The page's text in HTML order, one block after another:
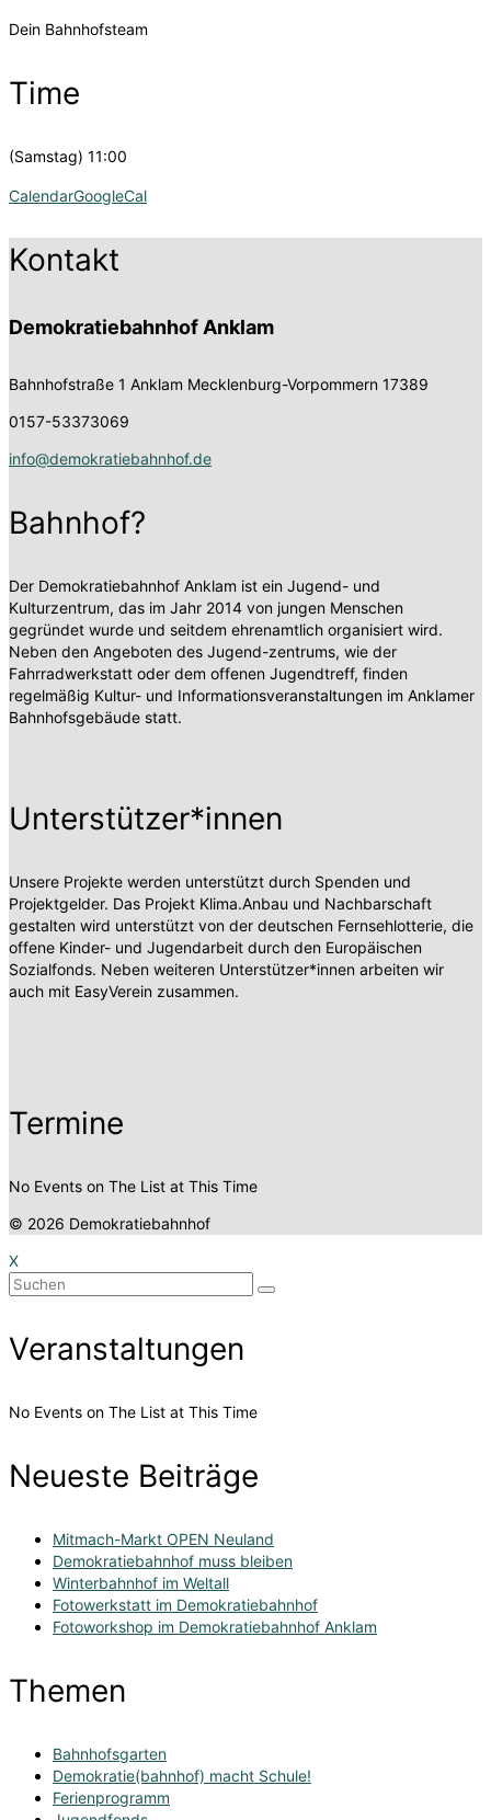
Dein Bahnhofsteam
Time
(Samstag) 11:00
CalendarGoogleCal
Kontakt
Demokratiebahnhof Anklam
Bahnhofstraße 1 Anklam Mecklenburg-Vorpommern 17389
0157-53373069
info@demokratiebahnhof.de
Bahnhof?
Der Demokratiebahnhof Anklam ist ein Jugend- und
Kulturzentrum, das im Jahr 2014 von jungen Menschen
gegründet wurde und seitdem ehrenamtlich organisiert wird.
Neben den Angeboten des Jugend-zentrums, wie der
Fahrradwerkstatt oder dem offenen Jugendtreff, finden
regelmäßig Kultur- und Informationsveranstaltungen im Anklamer
Bahnhofsgebäude statt.
Unterstützer*innen
Unsere Projekte werden unterstützt durch Spenden und
Projektgelder. Das Projekt Klima.Anbau und Nachbarschaft
gestalten wird unterstützt von der deutschen Fernsehlotterie, die
offene Kinder- und Jugendarbeit durch den Europäischen
Sozialfonds. Neben weiteren Unterstützer*innen arbeiten wir
auch mit EasyVerein zusammen.
Termine
No Events on The List at This Time
© 2026 Demokratiebahnhof
X
Suchen
Veranstaltungen
No Events on The List at This Time
Neueste Beiträge
Mitmach-Markt OPEN Neuland
Demokratiebahnhof muss bleiben
Winterbahnhof im Weltall
Fotowerkstatt im Demokratiebahnhof
Fotoworkshop im Demokratiebahnhof Anklam
Themen
Bahnhofsgarten
Demokratie(bahnhof) macht Schule!
Ferienprogramm